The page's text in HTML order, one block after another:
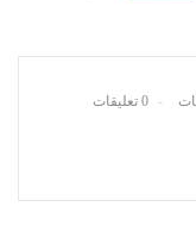
0 تعليقات